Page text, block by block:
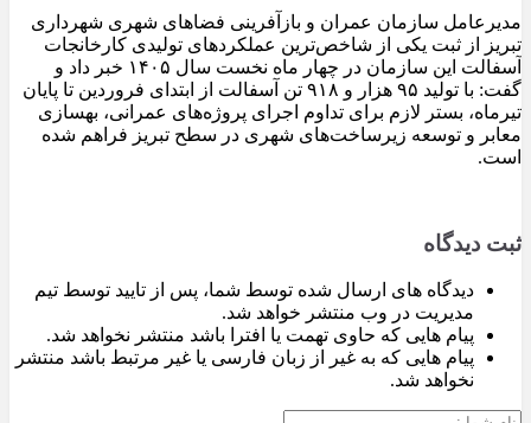
مدیرعامل سازمان عمران و بازآفرینی فضاهای شهری شهرداری
تبریز از ثبت یکی از شاخص‌ترین عملکردهای تولیدی کارخانجات
آسفالت این سازمان در چهار ماه نخست سال ۱۴۰۵ خبر داد و
گفت: با تولید ۹۵ هزار و ۹۱۸ تن آسفالت از ابتدای فروردین تا پایان
تیرماه، بستر لازم برای تداوم اجرای پروژه‌های عمرانی، بهسازی
معابر و توسعه زیرساخت‌های شهری در سطح تبریز فراهم شده
است.
ثبت دیدگاه
دیدگاه های ارسال شده توسط شما، پس از تایید توسط تیم
مدیریت در وب منتشر خواهد شد.
پیام هایی که حاوی تهمت یا افترا باشد منتشر نخواهد شد.
پیام هایی که به غیر از زبان فارسی یا غیر مرتبط باشد منتشر
نخواهد شد.